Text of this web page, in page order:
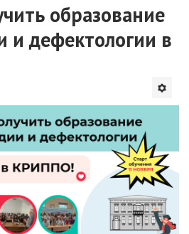
образование
и дефектологии в